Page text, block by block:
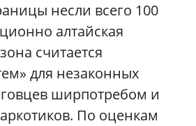
несли всего 100
алтайская
считается
для незаконных
ширпотребом и
По оценкам